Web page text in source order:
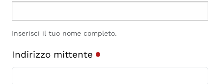
Inserisci il tuo nome completo.
Indirizzo mittente